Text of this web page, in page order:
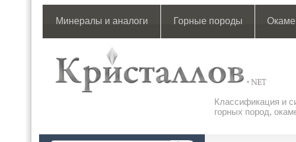
Минералы и аналоги Горные породы
Классификация и
горных пород,